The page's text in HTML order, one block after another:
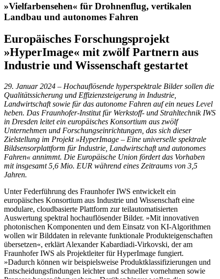
»Vielfarbensehen« für Drohnenflug, vertikalen
Landbau und autonomes Fahren
Europäisches Forschungsprojekt
»HyperImage« mit zwölf Partnern aus
Industrie und Wissenschaft gestartet
29. Januar 2024 – Hochauflösende hyperspektrale Bilder sollen die
Qualitätssicherung und Effizienzsteigerung in Industrie,
Landwirtschaft sowie für das autonome Fahren auf ein neues Level
heben. Das Fraunhofer-Institut für Werkstoff- und Strahltechnik IWS
in Dresden leitet ein europäisches Konsortium aus zwölf
Unternehmen und Forschungseinrichtungen, das sich dieser
Zielstellung im Projekt »HyperImage – Eine universelle spektrale
Bildsensorplattform für Industrie, Landwirtschaft und autonomes
Fahren« annimmt. Die Europäische Union fördert das Vorhaben
mit insgesamt 5,6 Mio. EUR während eines Zeitraums von 3,5
Jahren.
Unter Federführung des Fraunhofer IWS entwickelt ein
europäisches Konsortium aus Industrie und Wissenschaft eine
modulare, cloudbasierte Plattform zur teilautomatisierten
Auswertung spektral hochauflösender Bilder. »Mit innovativen
photonischen Komponenten und dem Einsatz von KI-Algorithmen
wollen wir Bilddaten in relevante funktionale Produkteigenschaften
übersetzen«, erklärt Alexander Kabardiadi-Virkovski, der am
Fraunhofer IWS als Projektleiter für HyperImage fungiert.
»Dadurch können wir beispielsweise Produktklassifizierungen und
Entscheidungsfindungen leichter und schneller vornehmen sowie